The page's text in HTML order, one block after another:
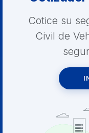
Cotice su
Civil de